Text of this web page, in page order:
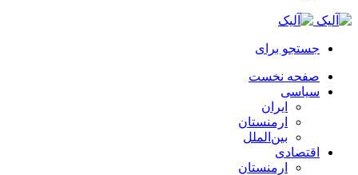
جستجو برای
صفحه نخست
سیاسی
ایران
ارمنستان
بین‌الملل
اقتصادی
ارمنستان